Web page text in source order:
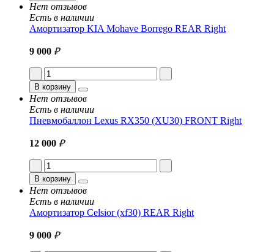
Нет отзывов
Есть в наличии
Амортизатор KIA Mohave Borrego REAR Right
9 000 ₽
В корзину
Нет отзывов
Есть в наличии
Пневмобаллон Lexus RX350 (XU30) FRONT Right
12 000 ₽
В корзину
Нет отзывов
Есть в наличии
Амортизатор Celsior (xf30) REAR Right
9 000 ₽